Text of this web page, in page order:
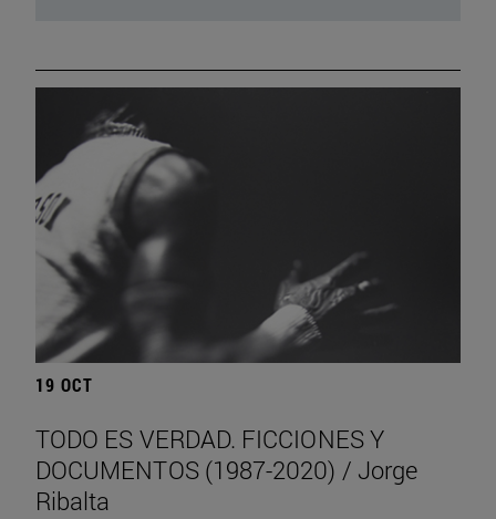
19 OCT
TODO ES VERDAD. FICCIONES Y
DOCUMENTOS (1987-2020) / Jorge
Ribalta